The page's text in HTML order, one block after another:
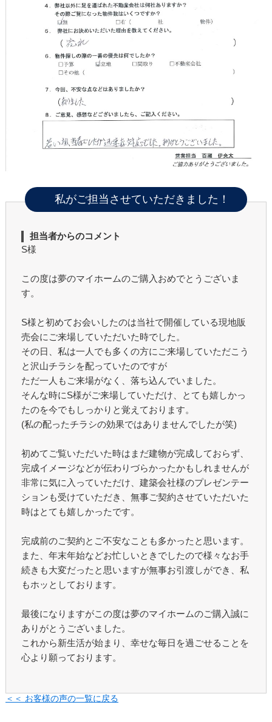
私がご担当させていただきました！
担当者からのコメント
S様
この度は夢のマイホームのご購入おめでとうございま
す。
S様と初めてお会いしたのは当社で開催している現地販
売会にご来場していただいた時でした。
その日、私は一人でも多くの方にご来場していただこう
と沢山チラシを配っていたのですが
ただ一人もご来場がなく、落ち込んでいました。
そんな時にS様がご来場していただけ、とても嬉しかっ
たのを今でもしっかりと覚えております。
(私の配ったチラシの効果ではありませんでしたが笑)
初めてご覧いただいた時はまだ建物が完成しておらず、
完成イメージなどが伝わりづらかったかもしれませんが
非常に気に入っていただけ、建築会社様のプレゼンテー
ションも受けていただき、無事ご契約させていただいた
時はとても嬉しかったです。
完成前のご契約とご不安なことも多かったと思います。
また、年末年始などお忙しいときでしたので様々なお手
続きも大変だったと思いますが無事お引渡しができ、私
もホッとしております。
最後になりますがこの度は夢のマイホームのご購入誠に
ありがとうございました。
これから新生活が始まり、幸せな毎日を過ごせることを
心より願っております。
＜＜ お客様の声の一覧に戻る